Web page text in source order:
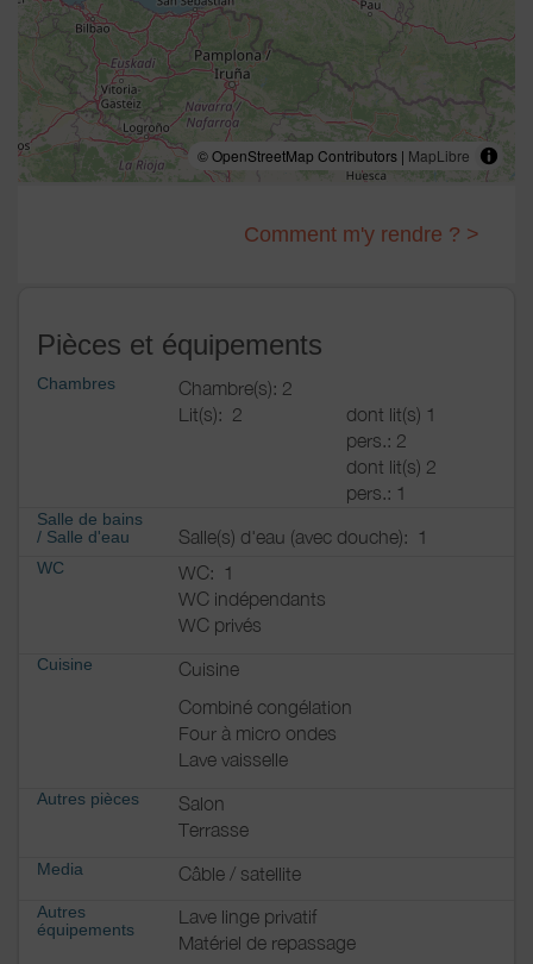
© OpenStreetMap Contributors | MapLibre
Comment m'y rendre ? >
Pièces et équipements
Chambres
Chambre(s): 2
Lit(s): 2
dont lit(s) 1
pers.: 2
dont lit(s) 2
pers.: 1
Salle de bains
/ Salle d'eau Salle(s) d'eau (avec douche): 1
WC WC:
1
WC indépendants
WC privés
Cuisine
Cuisine
Combiné congélation
Four à micro ondes
Lave vaisselle
Autres pièces
Salon
Terrasse
Media Câble / satellite
Autres
équipements
Lave linge privatif
Matériel de repassage